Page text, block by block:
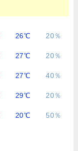
26℃ 20％
27℃ 20％
27℃ 40％
29℃ 20％
20℃ 50％